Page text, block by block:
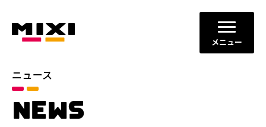
メニュー
ニュース
NEWS
カテゴリ
お知らせ